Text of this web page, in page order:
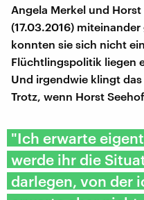
Angela Merkel und
(17.03.2016)
konnten sie sich nicht
Flüchtlingspolitik liegen
Und irgendwie klingt
Trotz, wenn Horst
"Ich erwarte
werde ihr die
darlegen, von der